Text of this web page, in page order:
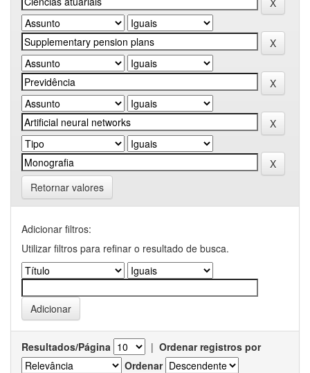
Retornar valores
Adicionar filtros:
Utilizar filtros para refinar o resultado de busca.
Resultados/Página | Ordenar registros por
Ordenar